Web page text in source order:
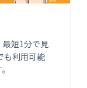
最短1分で見
も利用可能